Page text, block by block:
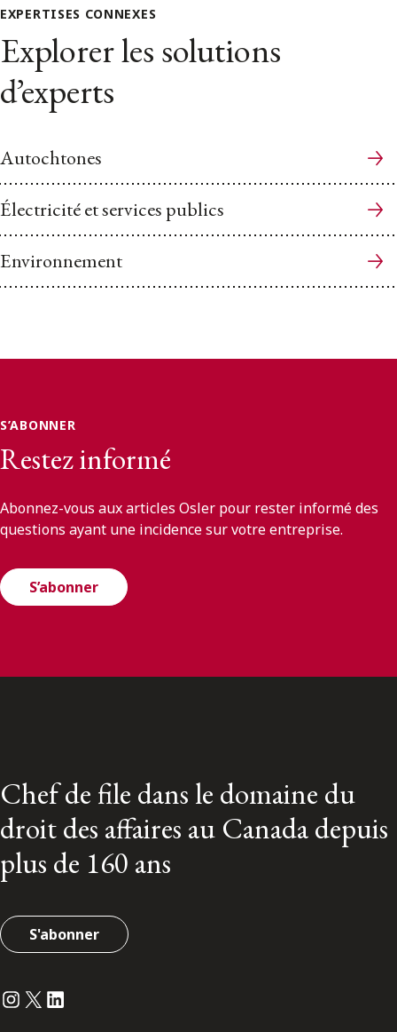
EXPERTISES CONNEXES
Explorer les solutions
d’experts
Autochtones
Électricité et services publics
Environnement
S’ABONNER
Restez informé
Abonnez-vous aux articles Osler pour rester informé des
questions ayant une incidence sur votre entreprise.
S’abonner
Chef de file dans le domaine du
droit des affaires au Canada depuis
plus de 160 ans
S'abonner
Instagram
Twitter
LinkedIn